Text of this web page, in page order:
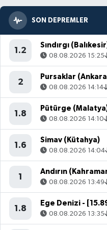
SON DEPREMLER
1.2
Sındırgı
08.08.2026 15:25
2
Pursaklar
08.08.2026 14:14
1.8
Pütürge
08.08.2026 14:10
1.6
Simav (Kütahya)
08.08.2026 14:04
1
Andırın
08.08.2026 13:49
1.8
Ege Denizi -
08.08.2026 13:35